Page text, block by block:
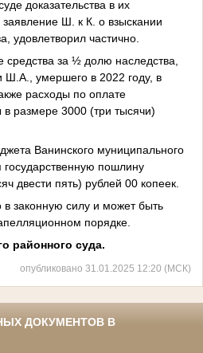
доказательства в их
заявление Ш. к К. о взыскании
удовлетворил частично.
за ½ долю наследства,
Ш.А., умершего в 2022 году, в
расходы по оплате
размере 3000 (три тысячи)
Ванинского муниципального
государственную пошлину
двести пять) рублей 00 копеек.
законную силу и может быть
порядке.
районного суда.
опубликовано 31.01.2025 12:20 (МСК)
ДОКУМЕНТОВ В